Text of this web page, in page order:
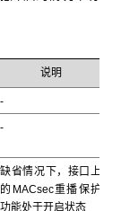
说明
-
-
缺省情况下，接口上
的MACsec重播保护
功能处于开启状态